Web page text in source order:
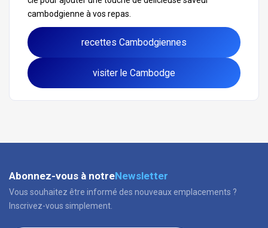
cambodgienne à vos repas.
recettes Cambodgiennes
visiter le Cambodge
Abonnez-vous à notreNewsletter
Vous souhaitez être informé des nouveaux emplacements ?
Inscrivez-vous simplement.